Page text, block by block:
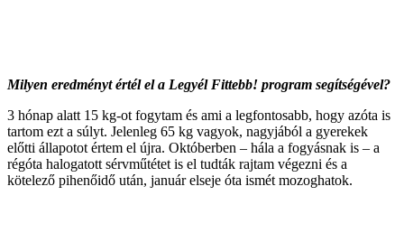
Milyen eredményt értél el a Legyél Fittebb! program segítségével?
3 hónap alatt 15 kg-ot fogytam és ami a legfontosabb, hogy azóta is
tartom ezt a súlyt. Jelenleg 65 kg vagyok, nagyjából a gyerekek
előtti állapotot értem el újra. Októberben – hála a fogyásnak is – a
régóta halogatott sérvműtétet is el tudták rajtam végezni és a
kötelező pihenőidő után, január elseje óta ismét mozoghatok.